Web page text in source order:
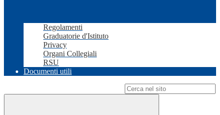
Regolamenti
Graduatorie d'Istituto
Privacy
Organi Collegiali
RSU
Documenti utili